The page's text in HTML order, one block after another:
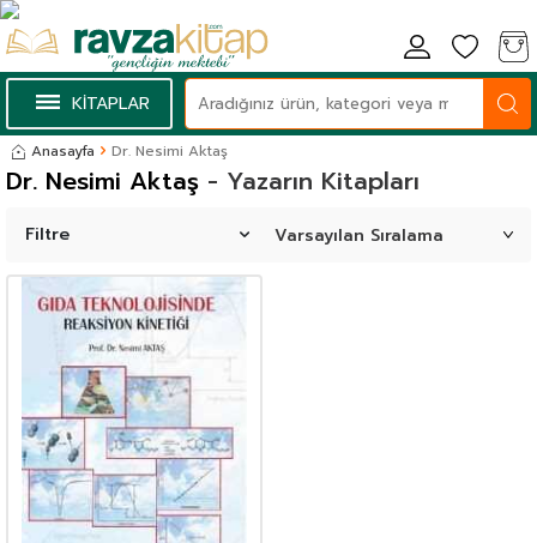
KİTAPLAR
Anasayfa Dr. Nesimi Aktaş
- Yazarın Kitapları
Dr. Nesimi Aktaş
Filtre